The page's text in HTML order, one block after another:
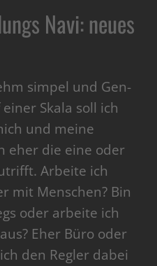
Navi: neues
simpel und Gen-
Skala soll ich
und meine
eher die eine oder
Arbeite ich
mit Menschen? Bin
oder arbeite ich
Eher Büro oder
den Regler dabei